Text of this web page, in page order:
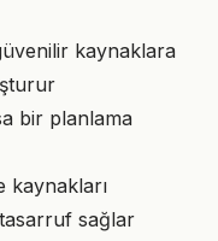
kaynaklara
bir planlama
kaynakları
sağlar